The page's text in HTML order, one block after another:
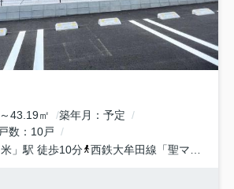
43.19㎡ 築年月
予定
数
10戸
」駅 徒歩10分 西鉄大牟田線 「聖マリア病院前